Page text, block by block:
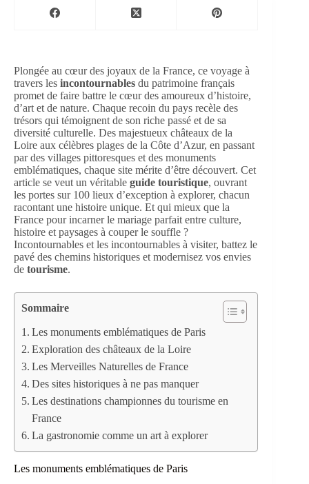
Plongée au cœur des joyaux de la France, ce voyage à
travers les incontournables du patrimoine français
promet de faire battre le cœur des amoureux d’histoire,
d’art et de nature. Chaque recoin du pays recèle des
trésors qui témoignent de son riche passé et de sa
diversité culturelle. Des majestueux châteaux de la
Loire aux célèbres plages de la Côte d’Azur, en passant
par des villages pittoresques et des monuments
emblématiques, chaque site mérite d’être découvert. Cet
article se veut un véritable guide touristique, ouvrant
les portes sur 100 lieux d’exception à explorer, chacun
racontant une histoire unique. Et qui mieux que la
France pour incarner le mariage parfait entre culture,
histoire et paysages à couper le souffle ?
Incontournables et les incontournables à visiter, battez le
pavé des chemins historiques et modernisez vos envies
de tourisme.
Sommaire
Les monuments emblématiques de Paris
Exploration des châteaux de la Loire
Les Merveilles Naturelles de France
Des sites historiques à ne pas manquer
Les destinations championnes du tourisme en
France
La gastronomie comme un art à explorer
Les monuments emblématiques de Paris